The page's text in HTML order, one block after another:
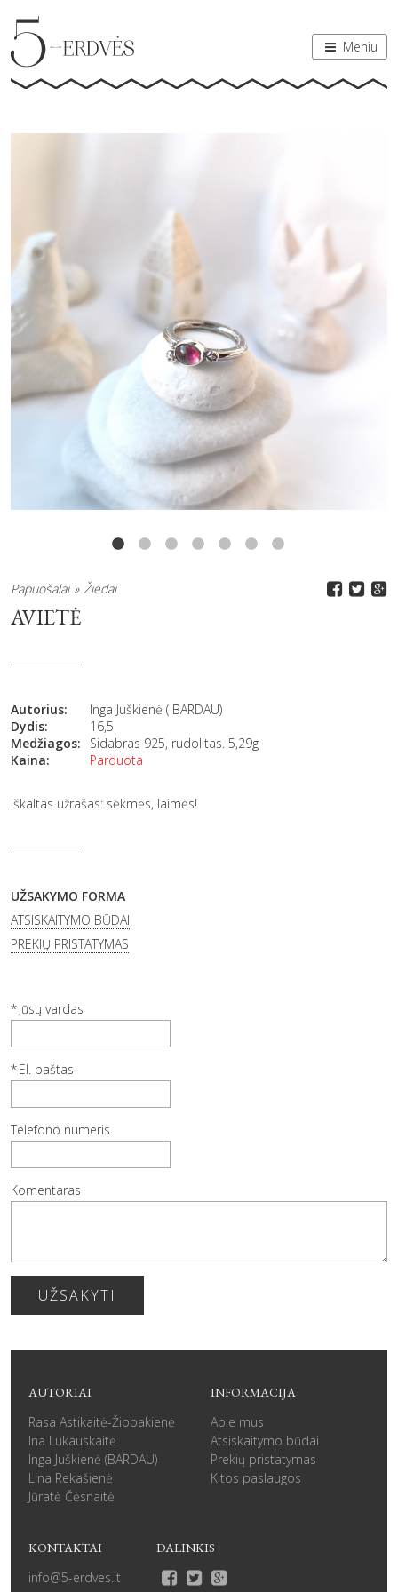
Meniu
Papuošalai Žiedai
AVIETĖ
Autorius:
Inga Juškienė ( BARDAU)
Dydis:
16,5
Medžiagos:
Sidabras 925, rudolitas. 5,29g
Kaina:
Parduota
Iškaltas užrašas: sėkmės, laimės!
UŽSAKYMO FORMA
ATSISKAITYMO BŪDAI
PREKIŲ PRISTATYMAS
Jūsų vardas
El. paštas
Telefono numeris
Komentaras
UŽSAKYTI
AUTORIAI
Rasa Astikaitė-Žiobakienė
Ina Lukauskaitė
Inga Juškienė (BARDAU)
Lina Rekašienė
Jūratė Čėsnaitė
INFORMACIJA
Apie mus
Atsiskaitymo būdai
Prekių pristatymas
Kitos paslaugos
KONTAKTAI
info@5-erdves.lt
DALINKIS